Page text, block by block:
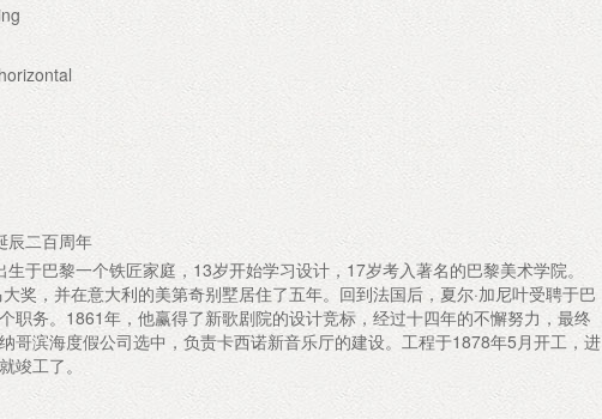
辰二百周年
生于巴黎一个铁匠家庭，13岁开始学习设计，17岁考入著名的巴黎美术学院。
奖，并在意大利的美第奇别墅居住了五年。回到法国后，夏尔·加尼叶受聘于巴
职务。1861年，他赢得了新歌剧院的设计竞标，经过十四年的不懈努力，最终
哥滨海度假公司选中，负责卡西诺新音乐厅的建设。工程于1878年5月开工，进
竣工了。